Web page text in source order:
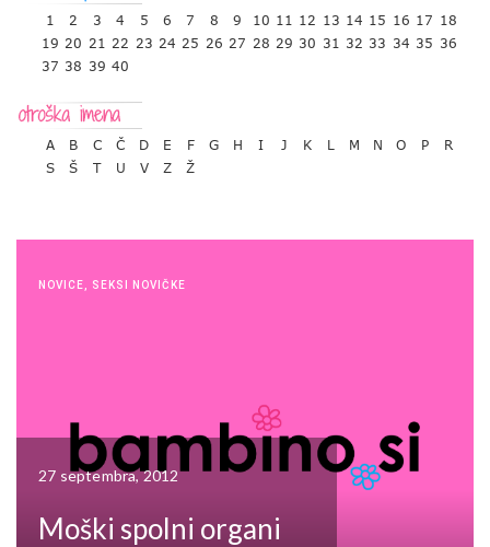
1 2 3 4 5 6 7 8 9 10 11 12 13 14 15 16 17 18
19 20 21 22 23 24 25 26 27 28 29 30 31 32 33 34 35 36
37 38 39 40
A B C Č D E F G H I J K L M N O P
R
S
Š T U V Z Ž
NOVICE SEKSI NOVIČKE
27 septembra, 2012
Moški spolni organi